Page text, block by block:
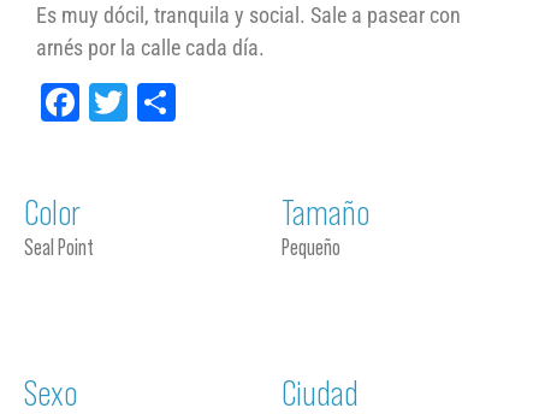
Es muy dócil, tranquila y social. Sale a pasear con
arnés por la calle cada día.
Facebook
Twitter
Color
Seal Point
Tamaño
Pequeño
Sexo Ciudad